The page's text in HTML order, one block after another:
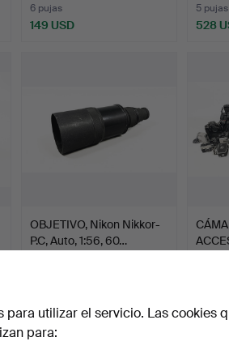
6 pujas
149 USD
5 pujas
528
OBJETIVO, Nikon Nikkor-
P.C, Auto, 1:56, 60…
para utilizar el servicio. Las cookies
para: